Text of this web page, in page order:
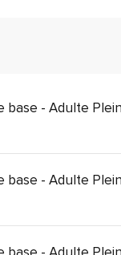
base - Adulte
base - Adulte